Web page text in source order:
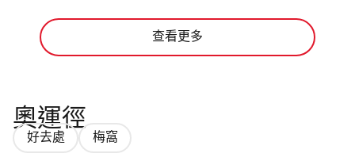
查看更多
奧運徑
好去處 梅窩